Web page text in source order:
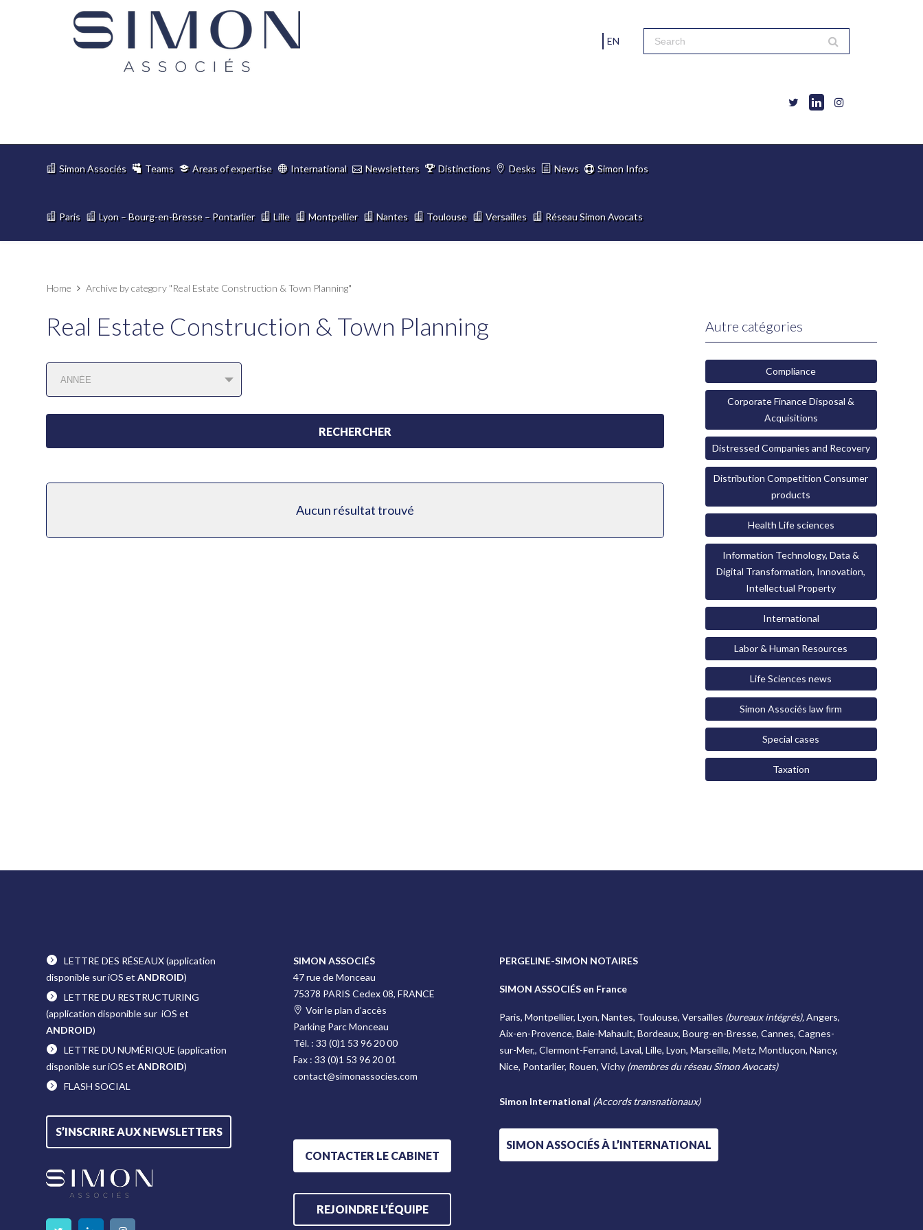
EN
Simon Associés Teams Areas of expertise International Newsletters Distinctions Desks News Simon Infos
Paris Lyon – Bourg-en-Bresse – Pontarlier Lille Montpellier Nantes Toulouse Versailles Réseau Simon Avocats
Home Archive by category "Real Estate Construction & Town Planning"
Real Estate Construction & Town Planning
Aucun résultat trouvé
Autre catégories
Compliance
Corporate Finance Disposal &
Acquisitions
Distressed Companies and Recovery
Distribution Competition Consumer
products
Health Life sciences
Information Technology, Data &
Digital Transformation, Innovation,
Intellectual Property
International
Labor & Human Resources
Life Sciences news
Simon Associés law firm
Special cases
Taxation
LETTRE DES RÉSEAUX(application
disponible sur iOS etANDROID)
LETTRE DU RESTRUCTURING
(application disponible sur iOS et
ANDROID)
LETTRE DU NUMÉRIQUE (application
disponible sur iOS etANDROID)
FLASH SOCIAL
S’INSCRIRE AUX NEWSLETTERS
SIMON ASSOCIÉS
47 rue de Monceau
75378 PARIS Cedex 08, FRANCE
Voir le plan d’accès
Parking Parc Monceau
Tél. :33 (0)1 53 96 20 00
Fax :33 (0)1 53 96 20 01
contact@simonassocies.com
CONTACTER LE CABINET
REJOINDRE L’ÉQUIPE
PERGELINE-SIMON NOTAIRES
SIMON ASSOCIÉS en France
Paris, Montpellier, Lyon, Nantes, Toulouse, Versailles (bureaux intégrés),Angers,
Aix-en-Provence, Baie-Mahault, Bordeaux, Bourg-en-Bresse, Cannes, Cagnes-
sur-Mer,, Clermont-Ferrand, Laval, Lille, Lyon, Marseille, Metz, Montluçon, Nancy,
Nice, Pontarlier, Rouen, Vichy (membres du réseau Simon Avocats)
Simon International (Accords transnationaux)
SIMON ASSOCIÉS À L’INTERNATIONAL